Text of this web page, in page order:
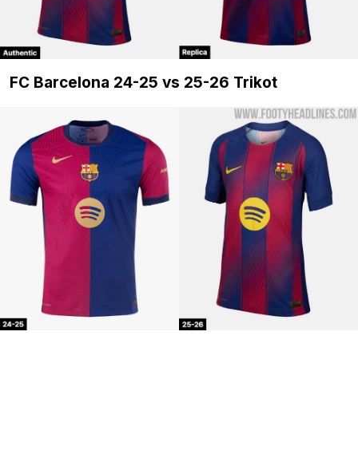
FC Barcelona 24-25 vs 25-26 Trikot